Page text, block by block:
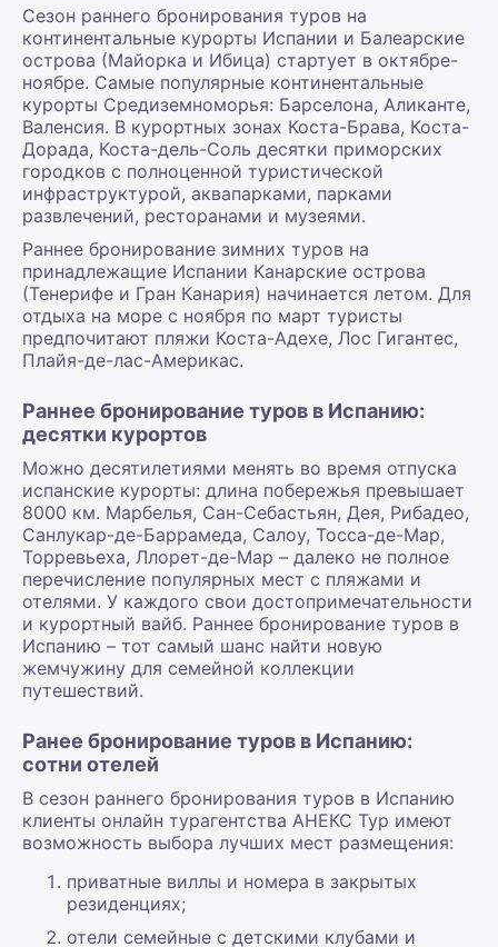
Сезон раннего бронирования туров на
континентальные курорты Испании и Балеарские
острова (Майорка и Ибица) стартует в октябре-
ноябре. Самые популярные континентальные
курорты Средиземноморья: Барселона, Аликанте,
Валенсия. В курортных зонах Коста-Брава, Коста-
Дорада, Коста-дель-Соль десятки приморских
городков с полноценной туристической
инфраструктурой, аквапарками, парками
развлечений, ресторанами и музеями.
Раннее бронирование зимних туров на
принадлежащие Испании Канарские острова
(Тенерифе и Гран Канария) начинается летом. Для
отдыха на море с ноября по март туристы
предпочитают пляжи Коста-Адехе, Лос Гигантес,
Плайя-де-лас-Америкас.
Раннее бронирование туров в Испанию:
десятки курортов
Можно десятилетиями менять во время отпуска
испанские курорты: длина побережья превышает
8000 км. Марбелья, Сан-Себастьян, Дея, Рибадео,
Санлукар-де-Баррамеда, Салоу, Тосса-де-Мар,
Торревьеха, Ллорет-де-Мар – далеко не полное
перечисление популярных мест с пляжами и
отелями. У каждого свои достопримечательности
и курортный вайб. Раннее бронирование туров в
Испанию – тот самый шанс найти новую
жемчужину для семейной коллекции
путешествий.
Ранее бронирование туров в Испанию:
сотни отелей
В сезон раннего бронирования туров в Испанию
клиенты онлайн турагентства АНЕКС Тур имеют
возможность выбора лучших мест размещения:
приватные виллы и номера в закрытых
резиденциях;
отели семейные с детскими клубами и